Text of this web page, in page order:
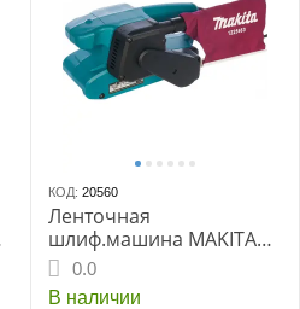
КОД: 20560
Ленточная
шлиф.машина MAKITA
9910, 650 Вт, 76х457 мм,
270 м/мин, 2.6 кг
0.0
В наличии